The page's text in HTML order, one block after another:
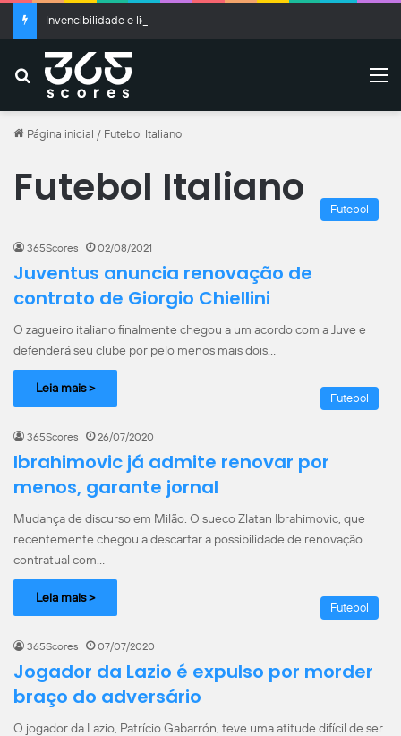
Buscar
Página inicial / Futebol Italiano
Futebol Italiano Futebol
365Scores 02/08/2021
Juventus anuncia renovação de
contrato de Giorgio Chiellini
O zagueiro italiano finalmente chegou a um acordo com a Juve e
defenderá seu clube por pelo menos mais dois…
Leia mais >
Futebol
365Scores 26/07/2020
Ibrahimovic já admite renovar por
menos, garante jornal
Mudança de discurso em Milão. O sueco Zlatan Ibrahimovic, que
recentemente chegou a descartar a possibilidade de renovação
contratual com…
Leia mais >
Futebol
365Scores 07/07/2020
Jogador da Lazio é expulso por morder
braço do adversário
O jogador da Lazio, Patrício Gabarrón, teve uma atitude difícil de ser